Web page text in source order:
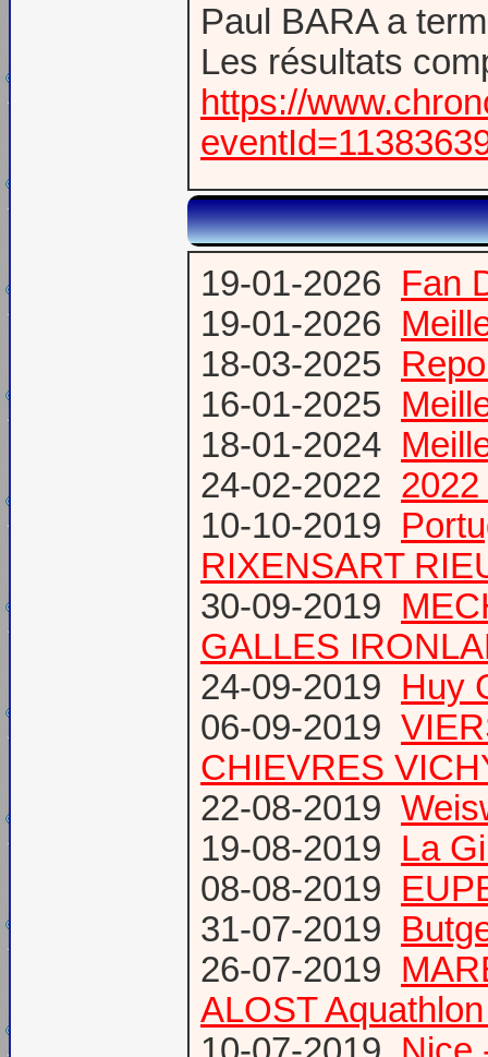
Paul BARA a
Les résultats
https://
19-01-2026 Fan
19-01-2026
18-03-2025
16-01-2025
18-01-2024
24-02-2022
10-10-2019
RIXENSART
30-09-2019
GALLES
24-09-2019 Huy
06-09-2019
CHIEVRES
22-08-2019
19-08-2019 La
08-08-2019
31-07-2019
26-07-2019
ALOST